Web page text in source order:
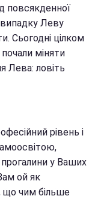
повсякденної
випадку Леву
Сьогодні цілком
міняти
Лева: ловіть
рівень і
прогалини у Ваших
ой як
що чим більше